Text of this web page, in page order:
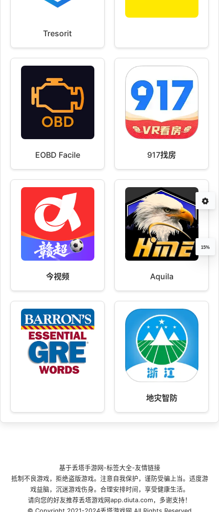
Tresorit
EOBD Facile 917找房
今视频 Aquila
地灾智防
15%
基于丢塔手游网 -标签大全-友情链接
抵制不良游戏，拒绝盗版游戏。注意自我保护，谨防受骗上当。适度游
戏益脑，沉迷游戏伤身。合理安排时间，享受健康生活。
请向您的好友推荐丢塔游戏网app.diuta.com，多谢支持！